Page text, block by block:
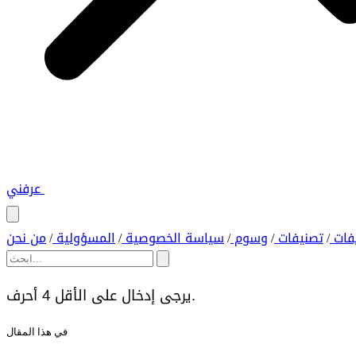
عرفني
/ تصنيفات/ وسوم/ سياسة الخصوصية/ المسؤولية/ من نحن
يرجى إدخال على الأقل 4 أحرف.
في هذا المقال